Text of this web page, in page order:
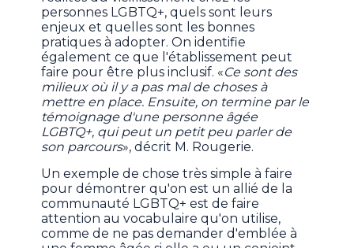
personnes LGBTQ+, quels sont leurs
enjeux et quelles sont les bonnes
pratiques à adopter. On identifie
également ce que l'établissement peut
faire pour être plus inclusif. «Ce sont des
milieux où il y a pas mal de choses à
mettre en place. Ensuite, on termine par le
témoignage d'une personne âgée
LGBTQ+, qui peut un petit peu parler de
son parcours», décrit M. Rougerie.
Un exemple de chose très simple à faire
pour démontrer qu'on est un allié de la
communauté LGBTQ+ est de faire
attention au vocabulaire qu'on utilise,
comme de ne pas demander d'emblée à